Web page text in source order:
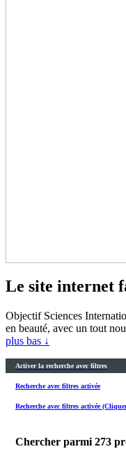
Le site internet
Objectif Sciences
en beauté, avec un tout
plus bas ↓
Activer la recherche avec filtres
Recherche avec filtres activée
Recherche avec filtres activée
Chercher parmi 273